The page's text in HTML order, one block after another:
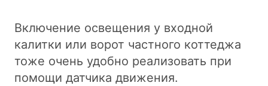
Включение освещения у входной
калитки или ворот частного коттеджа
тоже очень удобно реализовать при
помощи датчика движения.